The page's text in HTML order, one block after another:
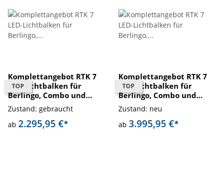
TOP
Komplettangebot RTK 7
LED-Lichtbalken für
Berlingo, Combo und
Proace
Zustand: gebraucht
ab 2.295,95 €*
TOP
Komplettangebot RTK 7
LED-Lichtbalken für
Berlingo, Combo und
Proace
Zustand: neu
ab 3.995,95 €*